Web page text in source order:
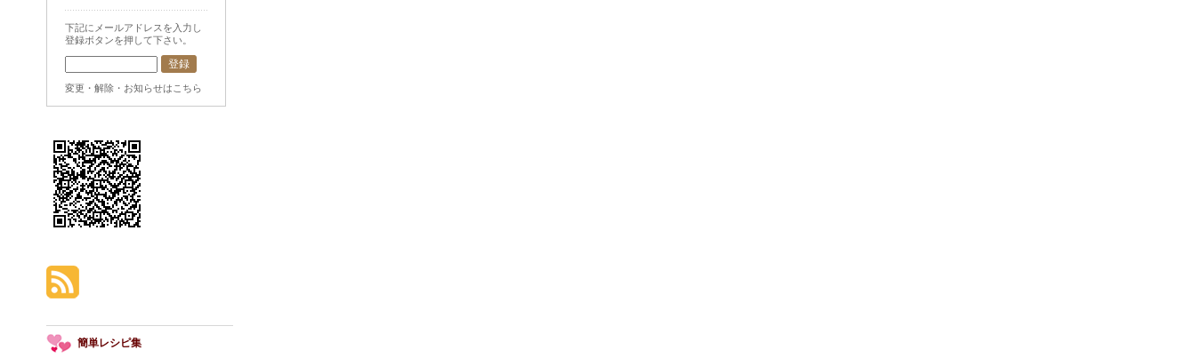
下記にメールアドレスを入力し
登録ボタンを押して下さい。
変更・解除・お知らせはこちら
簡単レシピ集